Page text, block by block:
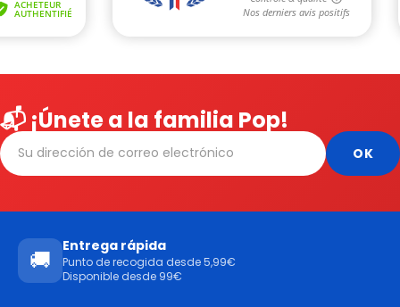
📬 ¡Únete a la familia Pop!
🚚
Entrega rápida
Punto de recogida desde 5,99€
Disponible desde 99€